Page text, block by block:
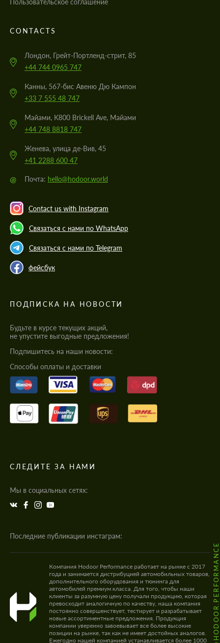
Пользовательское соглашение
CONTACTS
Лондон, Грейт-Портленд-стрит, 85
+44 744 0965 747
Канны, 567-бис Авеню Дю Кампон
+33 7 555 48 747
Майами, K800 Brickell Ave, Майами
+44 748 8818 747
Женева, улица де-Вив, 45
+41 2288 600 47
@ Почта: hello@hodoor.world
Contact us with Instagram
Связаться с нами по WhatsApp
Связаться с нами по Telegram
фейсбук
ПОДПИСКА НА НОВОСТИ
Будьте в курсе текущих акций,
не упустите выгодные предложения!
Подпишитесь на наши новости:
Cпособы оплаты и доставки
СЛЕДИТЕ ЗА НАМИ
Мы в социальных сетях:
Последние публикации инстаграм:
@HODOOR.PERFORMANCE
Компания Hodoor Performance работает на рынке с 2017
года и занимается дистрибуцией автомобильных товаров,
дополнительного оборудования и тюнинга для
автомобилей премиум класса. Для того, чтобы наши
клиенты за разумную цену получали продукцию, которая
превосходит аналогичную по качеству, наша компания
постоянно совершенствует, тестирует и разрабатывает
новые ассортиментные предложения. Продукция
компании уверенно завоевывает все более высокие
позиции на рынке, так как не имеет достойных аналогов.
Ежегодно нашей компанией устанавливается более 1000